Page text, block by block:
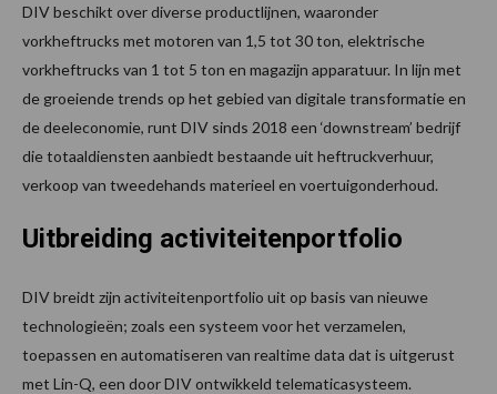
DIV beschikt over diverse productlijnen, waaronder
vorkheftrucks met motoren van 1,5 tot 30 ton, elektrische
vorkheftrucks van 1 tot 5 ton en magazijn apparatuur. In lijn met
de groeiende trends op het gebied van digitale transformatie en
de deeleconomie, runt DIV sinds 2018 een ‘downstream’ bedrijf
die totaaldiensten aanbiedt bestaande uit heftruckverhuur,
verkoop van tweedehands materieel en voertuigonderhoud.
Uitbreiding activiteitenportfolio
DIV breidt zijn activiteitenportfolio uit op basis van nieuwe
technologieën; zoals een systeem voor het verzamelen,
toepassen en automatiseren van realtime data dat is uitgerust
met Lin-Q, een door DIV ontwikkeld telematicasysteem.